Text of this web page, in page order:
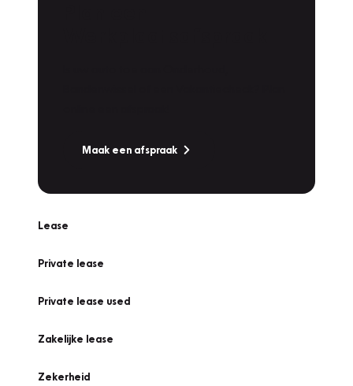
Maak een afspraak
Lease
Private lease
Private lease used
Zakelijke lease
Zekerheid